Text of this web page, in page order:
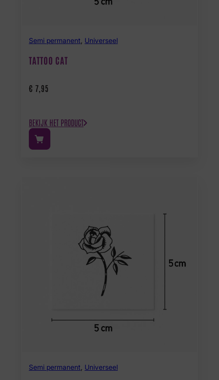
Semi permanent Universeel
TATTOO CAT
€ 7,95
BEKIJK HET PRODUCT
Semi permanent Universeel